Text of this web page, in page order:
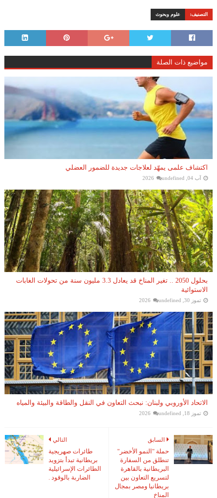
التصنيف: علوم وبحوث
مواضيع ذات الصلة
اكتشاف علمى يمهّد لعلاجات جديدة للضمور العضلي
آب 04, 2026 undefined
بحلول 2050 .. تغير المناخ قد يعادل 3.3 مليون سنة من تحولات الغابات
الاستوائية
تموز 30, 2026 undefined
الاتحاد الأوروبي ولبنان: نبحث التعاون في النقل والطاقة والبيئة والمياه
تموز 18, 2026 undefined
التالي
طائرات صهريجية
بريطانية تبدأ بتزويد
الطائرات الإسرائيلية
الضاربة بالوقود .
السابق
حملة "النمو الأخضر"
تنطلق من السفارة
البريطانية بالقاهرة
لتسريع التعاون بين
بريطانيا ومصر بمجال
المناخ